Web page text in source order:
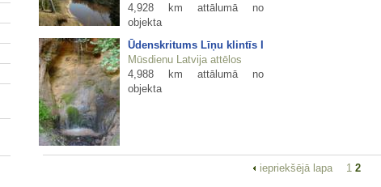
4,928 km attālumā no
objekta
Ūdenskritums Līņu klintīs I
Mūsdienu Latvija attēlos
4,988 km attālumā no
objekta
iepriekšējā lapa 1 2